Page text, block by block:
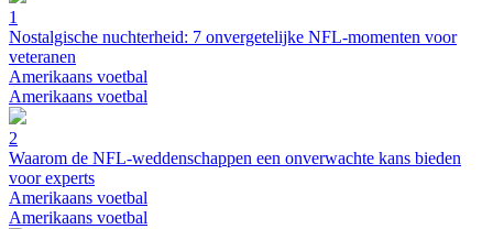
1
Nostalgische nuchterheid: 7 onvergetelijke NFL-momenten voor
veteranen
Amerikaans voetbal
Amerikaans voetbal
2
Waarom de NFL-weddenschappen een onverwachte kans bieden
voor experts
Amerikaans voetbal
Amerikaans voetbal